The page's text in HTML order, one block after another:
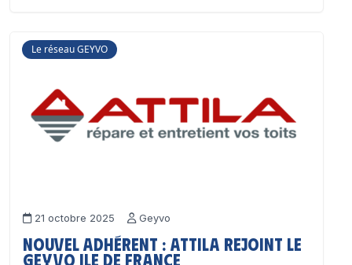
Le réseau GEYVO
21 octobre 2025 Geyvo
Nouvel adhérent : ATTILA rejoint le
GEYVO Ile de France